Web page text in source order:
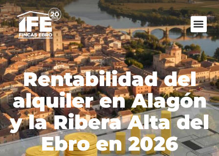
Rentabilidad del
alquiler en Alagón
y la Ribera Alta del
Ebro en 2026